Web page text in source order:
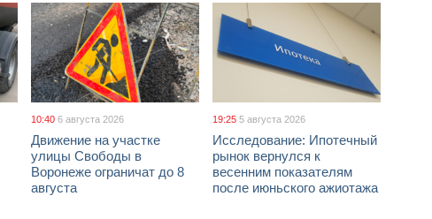
10:40 6 августа 2026
Движение на участке
улицы Свободы в
Воронеже ограничат до 8
августа
19:25 5 августа 2026
Исследование: Ипотечный
рынок вернулся к
весенним показателям
после июньского ажиотажа